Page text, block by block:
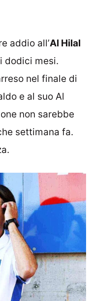
addio all’Al Hilal
dodici mesi.
nel finale di
e al suo Al
non sarebbe
settimana fa.